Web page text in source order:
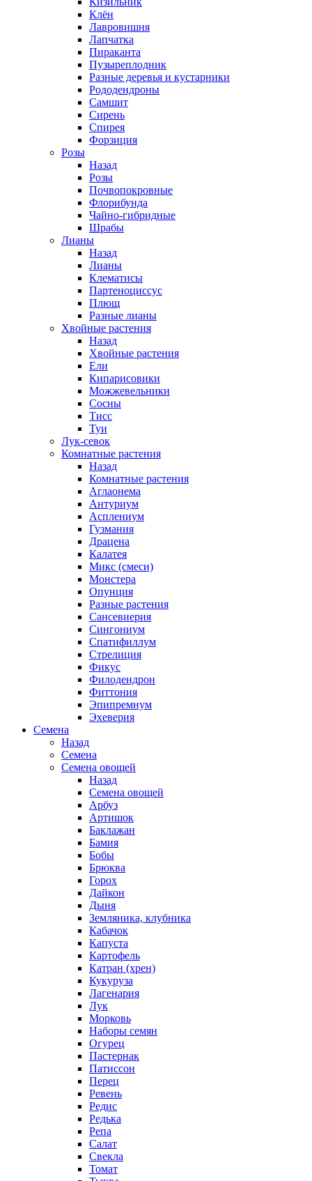
Клён
Лавровишня
Лапчатка
Пираканта
Пузыреплодник
Разные деревья и кустарники
Рододендроны
Самшит
Сирень
Спирея
Форзиция
Розы
Назад
Розы
Почвопокровные
Флорибунда
Чайно-гибридные
Шрабы
Лианы
Назад
Лианы
Клематисы
Партеноциссус
Плющ
Разные лианы
Хвойные растения
Назад
Хвойные растения
Ели
Кипарисовики
Можжевельники
Сосны
Тисс
Туи
Лук-севок
Комнатные растения
Назад
Комнатные растения
Аглаонема
Антуриум
Асплениум
Гузмания
Драцена
Калатея
Микс (смеси)
Монстера
Опунция
Разные растения
Сансевиерия
Сингониум
Спатифиллум
Стрелиция
Фикус
Филодендрон
Фиттония
Эпипремнум
Эхеверия
Семена
Назад
Семена
Семена овощей
Назад
Семена овощей
Арбуз
Артишок
Баклажан
Бамия
Бобы
Брюква
Горох
Дайкон
Дыня
Земляника, клубника
Кабачок
Капуста
Картофель
Катран (хрен)
Кукуруза
Лагенария
Лук
Морковь
Наборы семян
Огурец
Пастернак
Патиссон
Перец
Ревень
Редис
Редька
Репа
Салат
Свекла
Томат